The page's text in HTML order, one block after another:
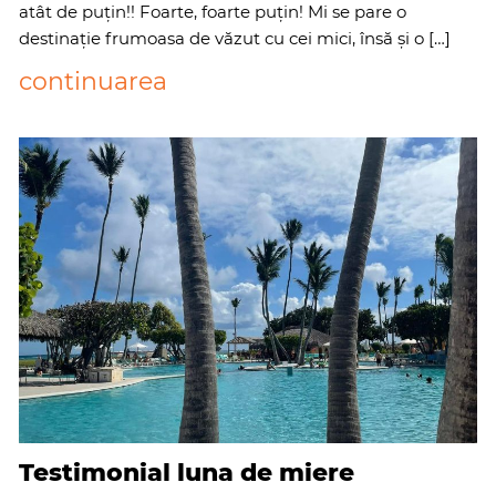
atât de puțin!! Foarte, foarte puțin! Mi se pare o
destinație frumoasa de văzut cu cei mici, însă și o […]
continuarea
Testimonial luna de miere